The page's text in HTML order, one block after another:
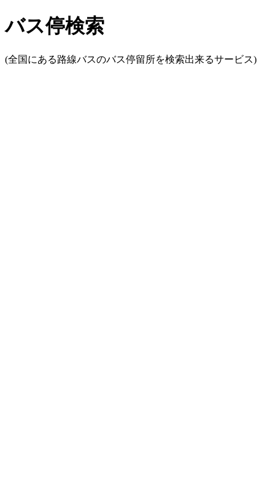
バス停検索
(全国にある路線バスのバス停留所を検索出来るサービス)